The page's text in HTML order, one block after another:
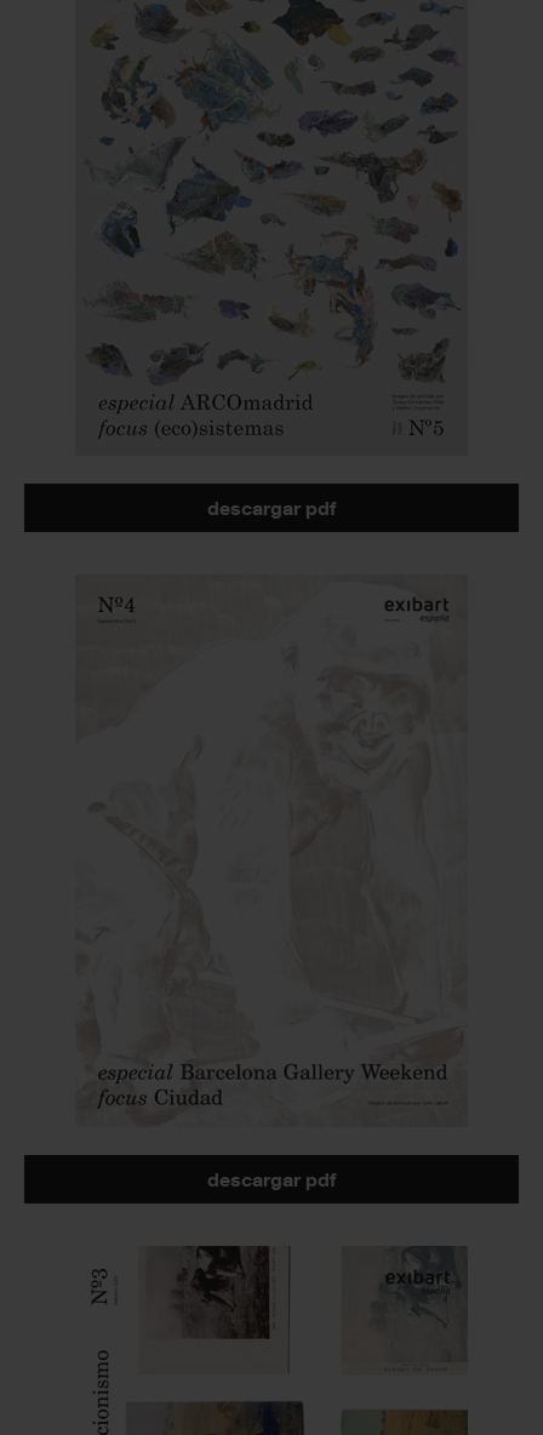
descargar pdf
descargar pdf